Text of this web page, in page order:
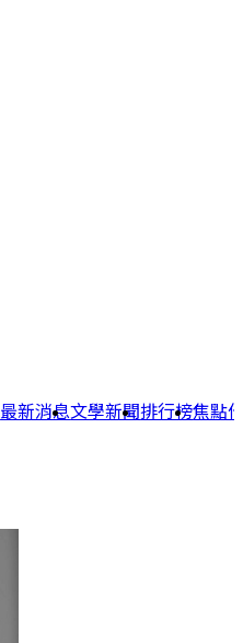
最新消息文學新聞排行榜焦點